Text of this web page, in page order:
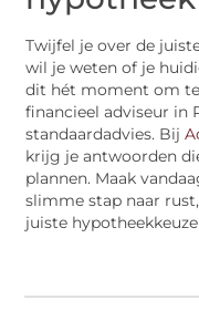
Twijfel je over de
wil je weten of je
dit hét moment om
financieel adviseur in
standaardadvies. Bij
krijg je antwoorden
plannen. Maak
slimme stap naar
juiste